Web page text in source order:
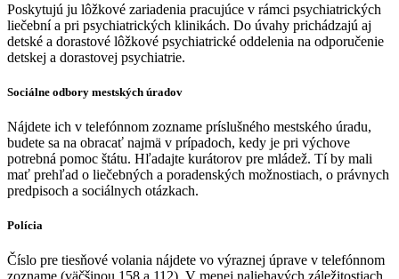
Poskytujú ju lôžkové zariadenia pracujúce v rámci psychiatrických
liečební a pri psychiatrických klinikách. Do úvahy prichádzajú aj
detské a dorastové lôžkové psychiatrické oddelenia na odporučenie
detskej a dorastovej psychiatrie.
Sociálne odbory mestských úradov
Nájdete ich v telefónnom zozname príslušného mestského úradu,
budete sa na obracať najmä v prípadoch, kedy je pri výchove
potrebná pomoc štátu. Hľadajte kurátorov pre mládež. Tí by mali
mať prehľad o liečebných a poradenských možnostiach, o právnych
predpisoch a sociálnych otázkach.
Polícia
Číslo pre tiesňové volania nájdete vo výraznej úprave v telefónnom